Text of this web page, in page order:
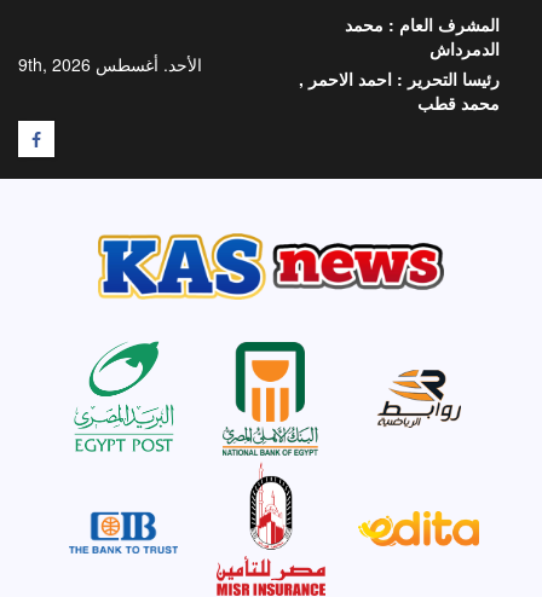
المحتوى
الأحد. أغسطس 9th, 2026
المشرف العام : محمد
الدمرداش
رئيسا التحرير : احمد الاحمر ,
محمد قطب
F